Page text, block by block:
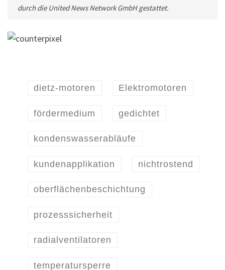
durch die United News Network GmbH gestattet.
dietz-motoren Elektromotoren
fördermedium gedichtet
kondenswasserabläufe
kundenapplikation nichtrostend
oberflächenbeschichtung
prozesssicherheit
radialventilatoren
temperatursperre